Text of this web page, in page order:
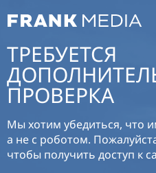
ТРЕБУЕТСЯ
ПРОВЕРКА
Мы хотим убедиться, что
а не с роботом.
чтобы получить доступ к